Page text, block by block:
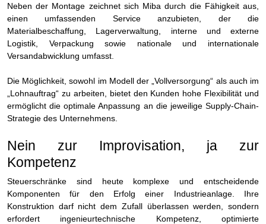
Neben der Montage zeichnet sich Miba durch die Fähigkeit aus,
einen umfassenden Service anzubieten, der die
Materialbeschaffung, Lagerverwaltung, interne und externe
Logistik, Verpackung sowie nationale und internationale
Versandabwicklung umfasst.
Die Möglichkeit, sowohl im Modell der „Vollversorgung“ als auch im
„Lohnauftrag“ zu arbeiten, bietet den Kunden hohe Flexibilität und
ermöglicht die optimale Anpassung an die jeweilige Supply-Chain-
Strategie des Unternehmens.
Nein zur Improvisation, ja zur
Kompetenz
Steuerschränke sind heute komplexe und entscheidende
Komponenten für den Erfolg einer Industrieanlage. Ihre
Konstruktion darf nicht dem Zufall überlassen werden, sondern
erfordert ingenieurtechnische Kompetenz, optimierte